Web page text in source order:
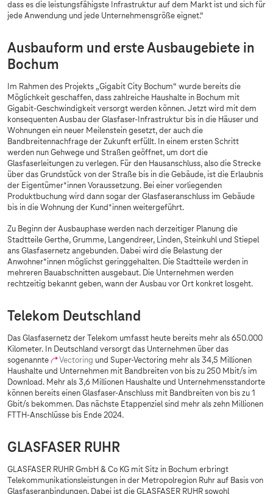
dass es die leistungsfähigste Infrastruktur auf dem Markt ist und sich für
jede Anwendung und jede Unternehmensgröße eignet.“
Ausbauform und erste Ausbaugebiete in
Bochum
Im Rahmen des Projekts „Gigabit City Bochum“ wurde bereits die
Möglichkeit geschaffen, dass zahlreiche Haushalte in Bochum mit
Gigabit-Geschwindigkeit versorgt werden können. Jetzt wird mit dem
konsequenten Ausbau der Glasfaser-Infrastruktur bis in die Häuser und
Wohnungen ein neuer Meilenstein gesetzt, der auch die
Bandbreitennachfrage der Zukunft erfüllt. In einem ersten Schritt
werden nun Gehwege und Straßen geöffnet, um dort die
Glasfaserleitungen zu verlegen. Für den Hausanschluss, also die Strecke
über das Grundstück von der Straße bis in die Gebäude, ist die Erlaubnis
der Eigentümer*innen Voraussetzung. Bei einer vorliegenden
Produktbuchung wird dann sogar der Glasfaseranschluss im Gebäude
bis in die Wohnung der Kund*innen weitergeführt.
Zu Beginn der Ausbauphase werden nach derzeitiger Planung die
Stadtteile Gerthe, Grumme, Langendreer, Linden, Steinkuhl und Stiepel
ans Glasfasernetz angebunden. Dabei wird die Belastung der
Anwohner*innen möglichst geringgehalten. Die Stadtteile werden in
mehreren Bauabschnitten ausgebaut. Die Unternehmen werden
rechtzeitig bekannt geben, wann der Ausbau vor Ort konkret losgeht.
Telekom Deutschland
Das Glasfasernetz der Telekom umfasst heute bereits mehr als 650.000
Kilometer. In Deutschland versorgt das Unternehmen über das
sogenannte
Vectoring und Super-Vectoring mehr als 34,5 Millionen
Haushalte und Unternehmen mit Bandbreiten von bis zu 250 Mbit/s im
Download. Mehr als 3,6 Millionen Haushalte und Unternehmensstandorte
können bereits einen Glasfaser-Anschluss mit Bandbreiten von bis zu 1
Gbit/s bekommen. Das nächste Etappenziel sind mehr als zehn Millionen
FTTH-Anschlüsse bis Ende 2024.
GLASFASER RUHR
GLASFASER RUHR GmbH & Co KG mit Sitz in Bochum erbringt
Telekommunikationsleistungen in der Metropolregion Ruhr auf Basis von
Glasfaseranbindungen. Dabei ist die GLASFASER RUHR sowohl